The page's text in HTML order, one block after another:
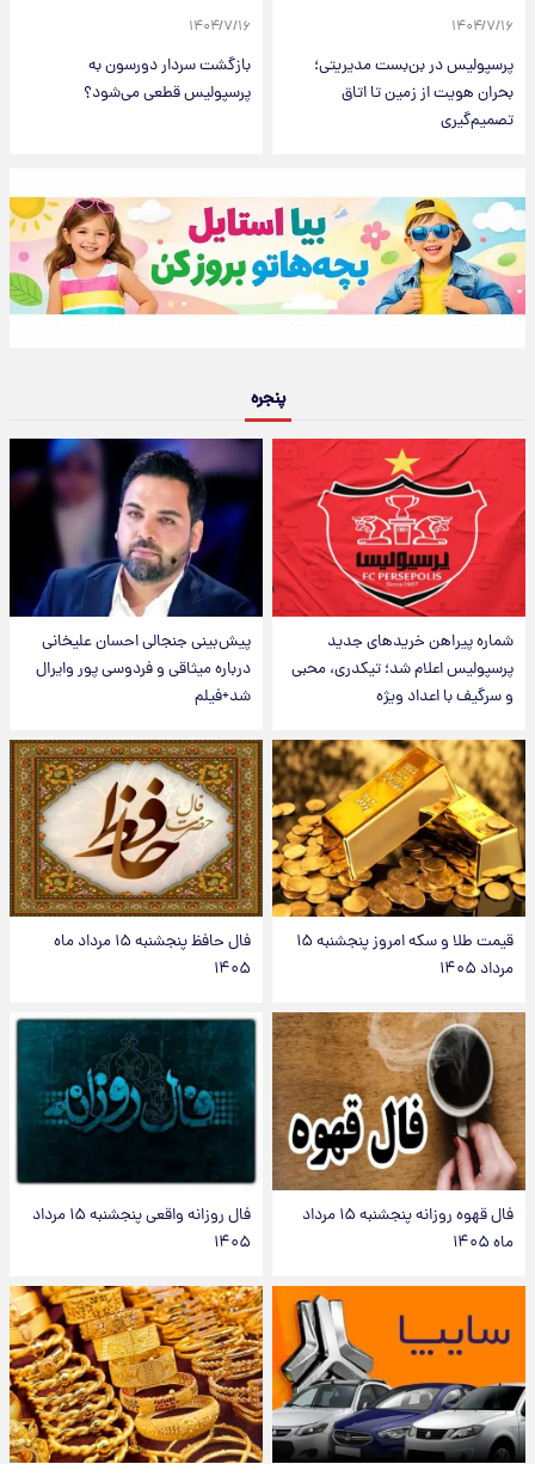
۱۴۰۴/۷/۱۶
پرسپولیس در بن‌بست مدیریتی؛
بحران هویت از زمین تا اتاق
تصمیم‌گیری
۱۴۰۴/۷/۱۶
بازگشت سردار دورسون به
پرسپولیس قطعی می‌شود؟
پنجره
شماره پیراهن خریدهای جدید
پرسپولیس اعلام شد؛ تیکدری، محبی
و سرگیف با اعداد ویژه
پیش‌بینی جنجالی احسان علیخانی
درباره میثاقی و فردوسی پور وایرال
شد+فیلم
قیمت طلا و سکه امروز پنجشنبه ۱۵
مرداد ۱۴۰۵
فال حافظ پنجشنبه ۱۵ مرداد ماه
۱۴۰۵
فال قهوه روزانه پنجشنبه ۱۵ مرداد
ماه ۱۴۰۵
فال روزانه واقعی پنجشنبه ۱۵ مرداد
۱۴۰۵